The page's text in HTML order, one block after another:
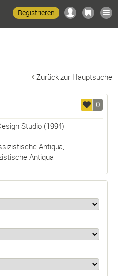
Registrieren
Zurück zur Hauptsuche
0
Studio(1994)
Antiqua,
Antiqua